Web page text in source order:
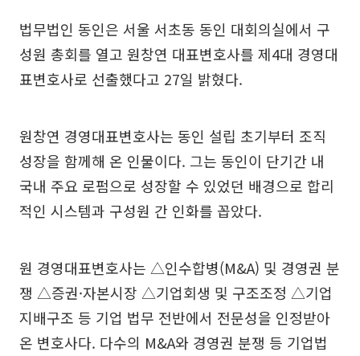
법무법인 동인은 서울 서초동 동인 대회의실에서 구
성원 총회를 열고 원창연 대표변호사를 제4대 경영대
표변호사로 선출했다고 27일 밝혔다.
원창연 경영대표변호사는 동인 설립 초기부터 조직
성장을 함께해 온 인물이다. 그는 동인이 단기간 내
국내 주요 로펌으로 성장할 수 있었던 배경으로 합리
적인 시스템과 구성원 간 인화를 꼽았다.
원 경영대표변호사는 △인수합병(M&A) 및 경영권 분
쟁 △증권·자본시장 △기업회생 및 구조조정 △기업
지배구조 등 기업 법무 전반에서 전문성을 인정받아
온 변호사다. 다수의 M&A와 경영권 분쟁 등 기업법